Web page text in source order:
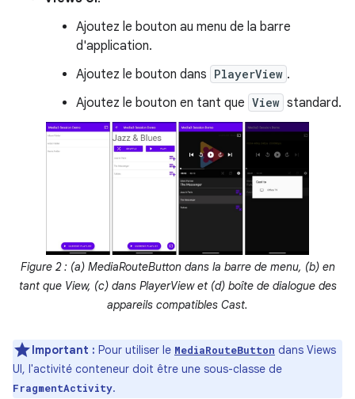
Ajoutez le bouton au menu de la barre
d'application.
Ajoutez le bouton dans PlayerView .
Ajoutez le bouton en tant que View standard.
Figure 2 : (a) MediaRouteButton dans la barre de menu, (b) en
tant que View, (c) dans PlayerView et (d) boîte de dialogue des
appareils compatibles Cast.
Important : Pour utiliser le MediaRouteButton dans Views
UI, l'activité conteneur doit être une sous-classe de
FragmentActivity.